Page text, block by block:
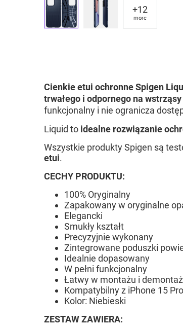
+12
more
Cienkie etui ochronne Spigen
trwałego i odpornego na
funkcjonalny i nie ogranicza
Liquid to idealne rozwiązanie
Wszystkie produkty Spigen są
etui.
CECHY PRODUKTU:
100% Oryginalny
Zapakowany w oryginalne
Elegancki
Smukły kształt
Precyzyjnie wykonany
Zintegrowane poduszki
Idealnie dopasowany
W pełni funkcjonalny
Łatwy w montażu i
Kompatybilny z iPhone 15 Pro
Kolor: Niebieski
ZESTAW ZAWIERA: